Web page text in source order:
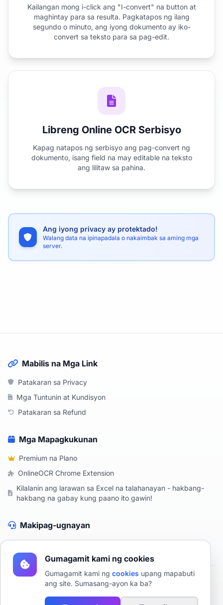
Kailangan mong i-click ang "I-convert" na button at
maghintay para sa resulta. Pagkatapos ng ilang
segundo o minuto, ang iyong dokumento ay iko-
convert sa teksto para sa pag-edit.
Libreng Online OCR Serbisyo
Kapag natapos ng serbisyo ang pag-convert ng
dokumento, isang field na may editable na teksto
ang lilitaw sa pahina.
Ang iyong privacy ay protektado!
Walang data na ipinapadala o nakaimbak sa aming mga
server.
Mabilis na Mga Link
Patakaran sa Privacy
Mga Tuntunin at Kundisyon
Patakaran sa Refund
Mga Mapagkukunan
Premium na Plano
OnlineOCR Chrome Extension
Kilalanin ang larawan sa Excel na talahanayan - hakbang-
hakbang na gabay kung paano ito gawin!
Makipag-ugnayan
2019 - 2026 OnlineOCR - Libreng OCR online
Pagkilala sa teksto sa isang imahe gamit ang AI.
Gumagamit kami ng cookies
Gumagamit kami ng cookies upang mapabuti
ang site. Sumasang-ayon ka ba?